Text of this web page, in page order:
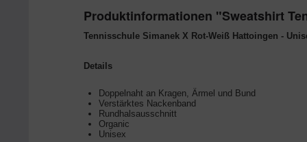
Produktinformationen "Sweatshirt
Tennisschule Simanek X Rot-Weiß Hattoingen -
Details
Doppelnaht an Kragen, Ärmel und Bund
Verstärktes Nackenband
Rundhalsausschnitt
Organic
Unisex